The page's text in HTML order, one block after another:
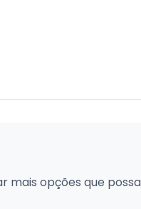
mais opções que